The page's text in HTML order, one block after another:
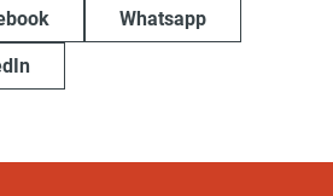
Whatsapp